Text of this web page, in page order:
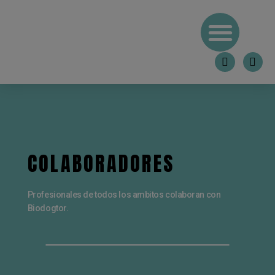
COLABORADORES
Profesionales de todos los ambitos colaboran con
Biodogtor.